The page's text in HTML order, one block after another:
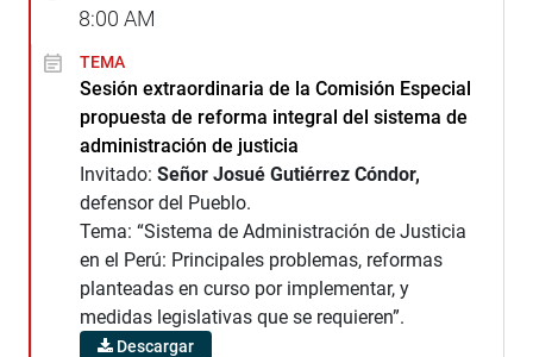
8:00 AM
TEMA
Sesión extraordinaria de la Comisión Especial
propuesta de reforma integral del sistema de
administración de justicia
Invitado: Señor Josué Gutiérrez Cóndor,
defensor del Pueblo.
Tema: “Sistema de Administración de Justicia
en el Perú: Principales problemas, reformas
planteadas en curso por implementar, y
medidas legislativas que se requieren”.
Descargar